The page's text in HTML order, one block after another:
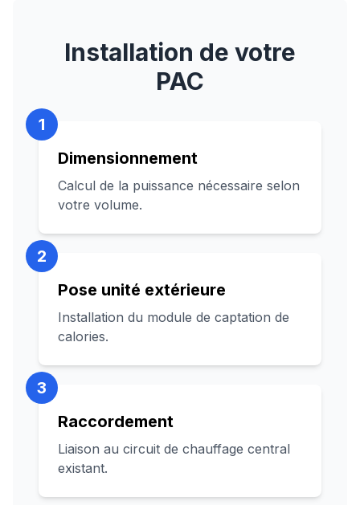
Installation de votre
PAC
1
Dimensionnement
Calcul de la puissance nécessaire selon
votre volume.
2
Pose unité extérieure
Installation du module de captation de
calories.
3
Raccordement
Liaison au circuit de chauffage central
existant.